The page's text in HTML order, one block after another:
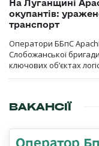
На Луганщині
окупантів:
транспорт
Оператори ББпС Apachi
Слобожанської
ключових об’єктах
ВАКАНСІЇ
Оператор